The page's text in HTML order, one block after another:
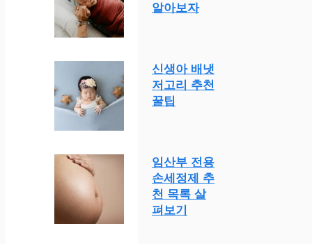
알아보자
신생아 배냇
저고리 추천
꿀팁
임산부 전용
손세정제 추
천 목록 살
펴보기